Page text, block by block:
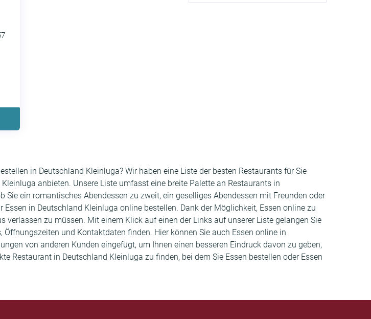
in Deutschland Kleinluga? Wir haben eine Liste der besten Restaurants für Sie
anbieten. Unsere Liste umfasst eine breite Palette an Restaurants in
ein romantisches Abendessen zu zweit, ein geselliges Abendessen mit Freunden oder
in Deutschland Kleinluga online bestellen. Dank der Möglichkeit, Essen online zu
verlassen zu müssen. Mit einem Klick auf einen der Links auf unserer Liste gelangen Sie
und Kontaktdaten finden. Hier können Sie auch Essen online in
von anderen Kunden eingefügt, um Ihnen einen besseren Eindruck davon zu geben,
Restaurant in Deutschland Kleinluga zu finden, bei dem Sie Essen bestellen oder Essen